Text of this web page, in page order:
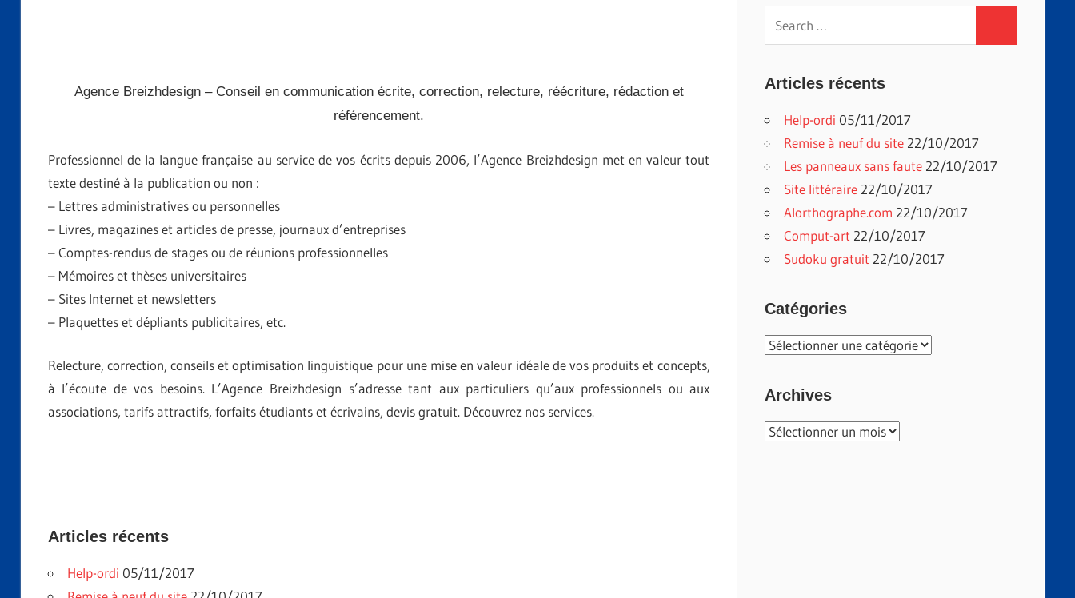
Agence Breizhdesign – Conseil en communication écrite, correction, relecture, réécriture, rédaction et
référencement.
Professionnel de la langue française au service de vos écrits depuis 2006, l’Agence Breizhdesign met en valeur tout
texte destiné à la publication ou non :
– Lettres administratives ou personnelles
– Livres, magazines et articles de presse, journaux d’entreprises
– Comptes-rendus de stages ou de réunions professionnelles
– Mémoires et thèses universitaires
– Sites Internet et newsletters
– Plaquettes et dépliants publicitaires, etc.
Relecture, correction, conseils et optimisation linguistique pour une mise en valeur idéale de vos produits et concepts,
à l’écoute de vos besoins. L’Agence Breizhdesign s’adresse tant aux particuliers qu’aux professionnels ou aux
associations, tarifs attractifs, forfaits étudiants et écrivains, devis gratuit. Découvrez nos services.
Articles récents
Help-ordi 05/11/2017
Articles récents
Help-ordi 05/11/2017
Remise à neuf du site 22/10/2017
Les panneaux sans faute 22/10/2017
Site littéraire 22/10/2017
Alorthographe.com 22/10/2017
Comput-art 22/10/2017
Sudoku gratuit 22/10/2017
Catégories
Catégories
Archives
Archives